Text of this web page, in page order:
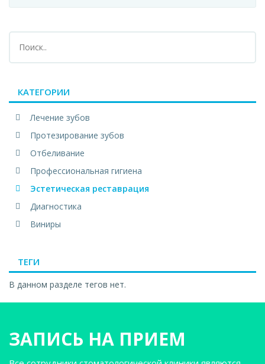
КАТЕГОРИИ
Лечение зубов
Протезирование зубов
Отбеливание
Профессиональная гигиена
Эстетическая реставрация
Диагностика
Виниры
ТЕГИ
В данном разделе тегов нет.
ЗАПИСЬ НА ПРИЕМ